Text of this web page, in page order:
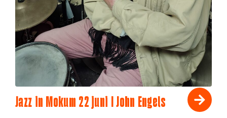
Jazz in Mokum 22 juni I John Engels